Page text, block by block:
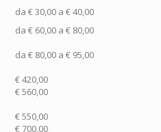
da € 30,00 a € 40,00
da € 60,00 a € 80,00
da € 80,00 a € 95,00
€ 420,00
€ 560,00
€ 550,00
€ 700,00